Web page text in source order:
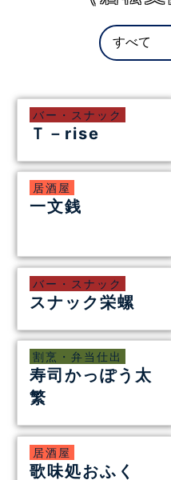
バー・スナック
Ｔ－rise
居酒屋
一文銭
バー・スナック
スナック栄螺
割烹・弁当仕出
寿司かっぽう太
繁
居酒屋
歌味処おふく